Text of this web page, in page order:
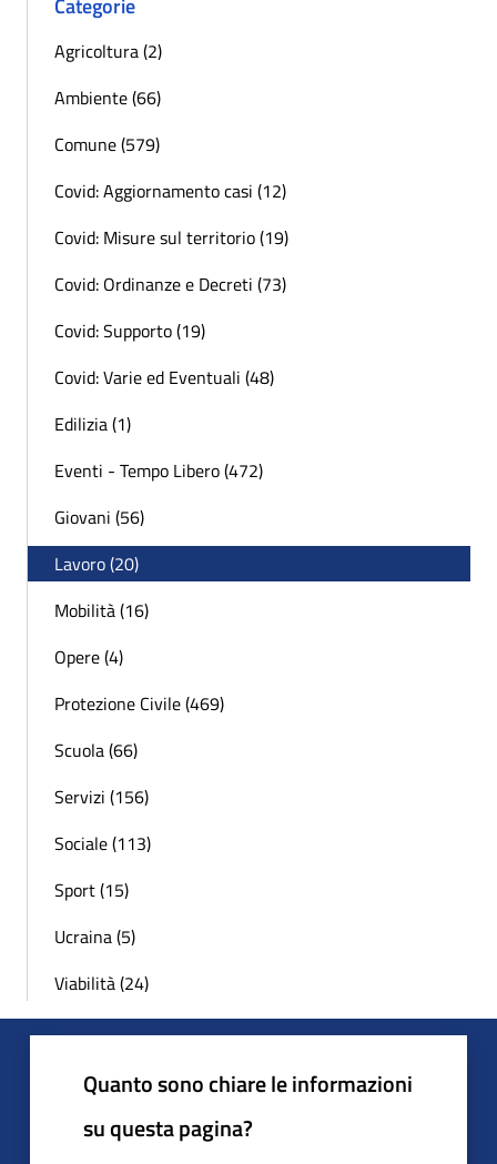
Categorie
Agricoltura (2)
Ambiente (66)
Comune (579)
Covid: Aggiornamento casi (12)
Covid: Misure sul territorio (19)
Covid: Ordinanze e Decreti (73)
Covid: Supporto (19)
Covid: Varie ed Eventuali (48)
Edilizia (1)
Eventi - Tempo Libero (472)
Giovani (56)
Lavoro (20)
Mobilità (16)
Opere (4)
Protezione Civile (469)
Scuola (66)
Servizi (156)
Sociale (113)
Sport (15)
Ucraina (5)
Viabilità (24)
Quanto sono chiare le informazioni
su questa pagina?